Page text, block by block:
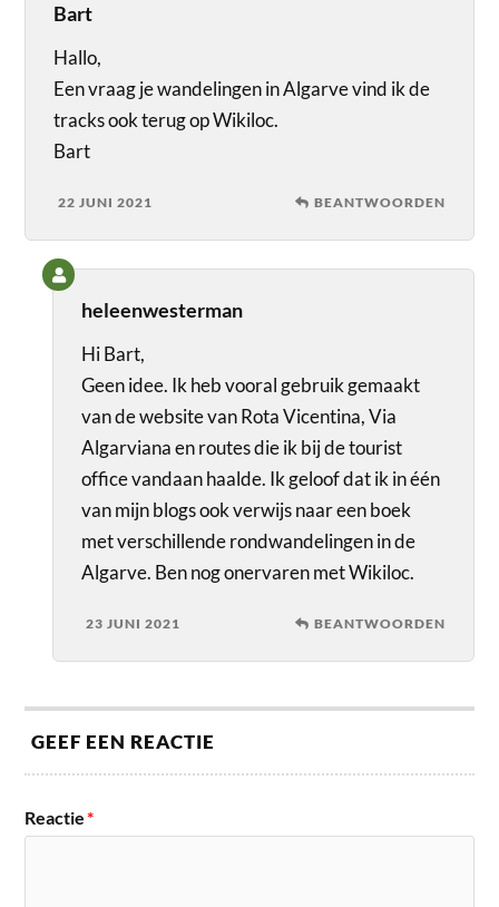
Bart
Hallo,
Een vraag je wandelingen in Algarve vind ik de
tracks ook terug op Wikiloc.
Bart
22 JUNI 2021 BEANTWOORDEN
heleenwesterman
Hi Bart,
Geen idee. Ik heb vooral gebruik gemaakt
van de website van Rota Vicentina, Via
Algarviana en routes die ik bij de tourist
office vandaan haalde. Ik geloof dat ik in één
van mijn blogs ook verwijs naar een boek
met verschillende rondwandelingen in de
Algarve. Ben nog onervaren met Wikiloc.
23 JUNI 2021 BEANTWOORDEN
GEEF EEN REACTIE
Reactie*